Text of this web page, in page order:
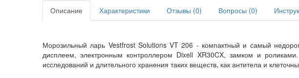
Описание Характеристики Отзывы (0) Вопросы (0)
Морозильный ларь Vestfrost Solutions VT 206 - компактный и самый
дисплеем, электронным контроллером Dixell XR30CX, замком и
исследований и длительного хранения таких веществ, как антитела и